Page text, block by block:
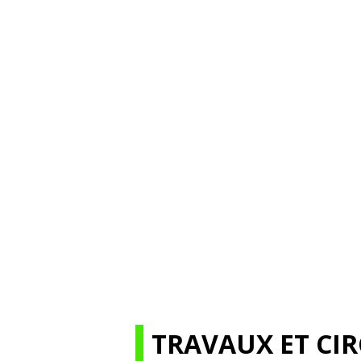
TRAVAUX ET